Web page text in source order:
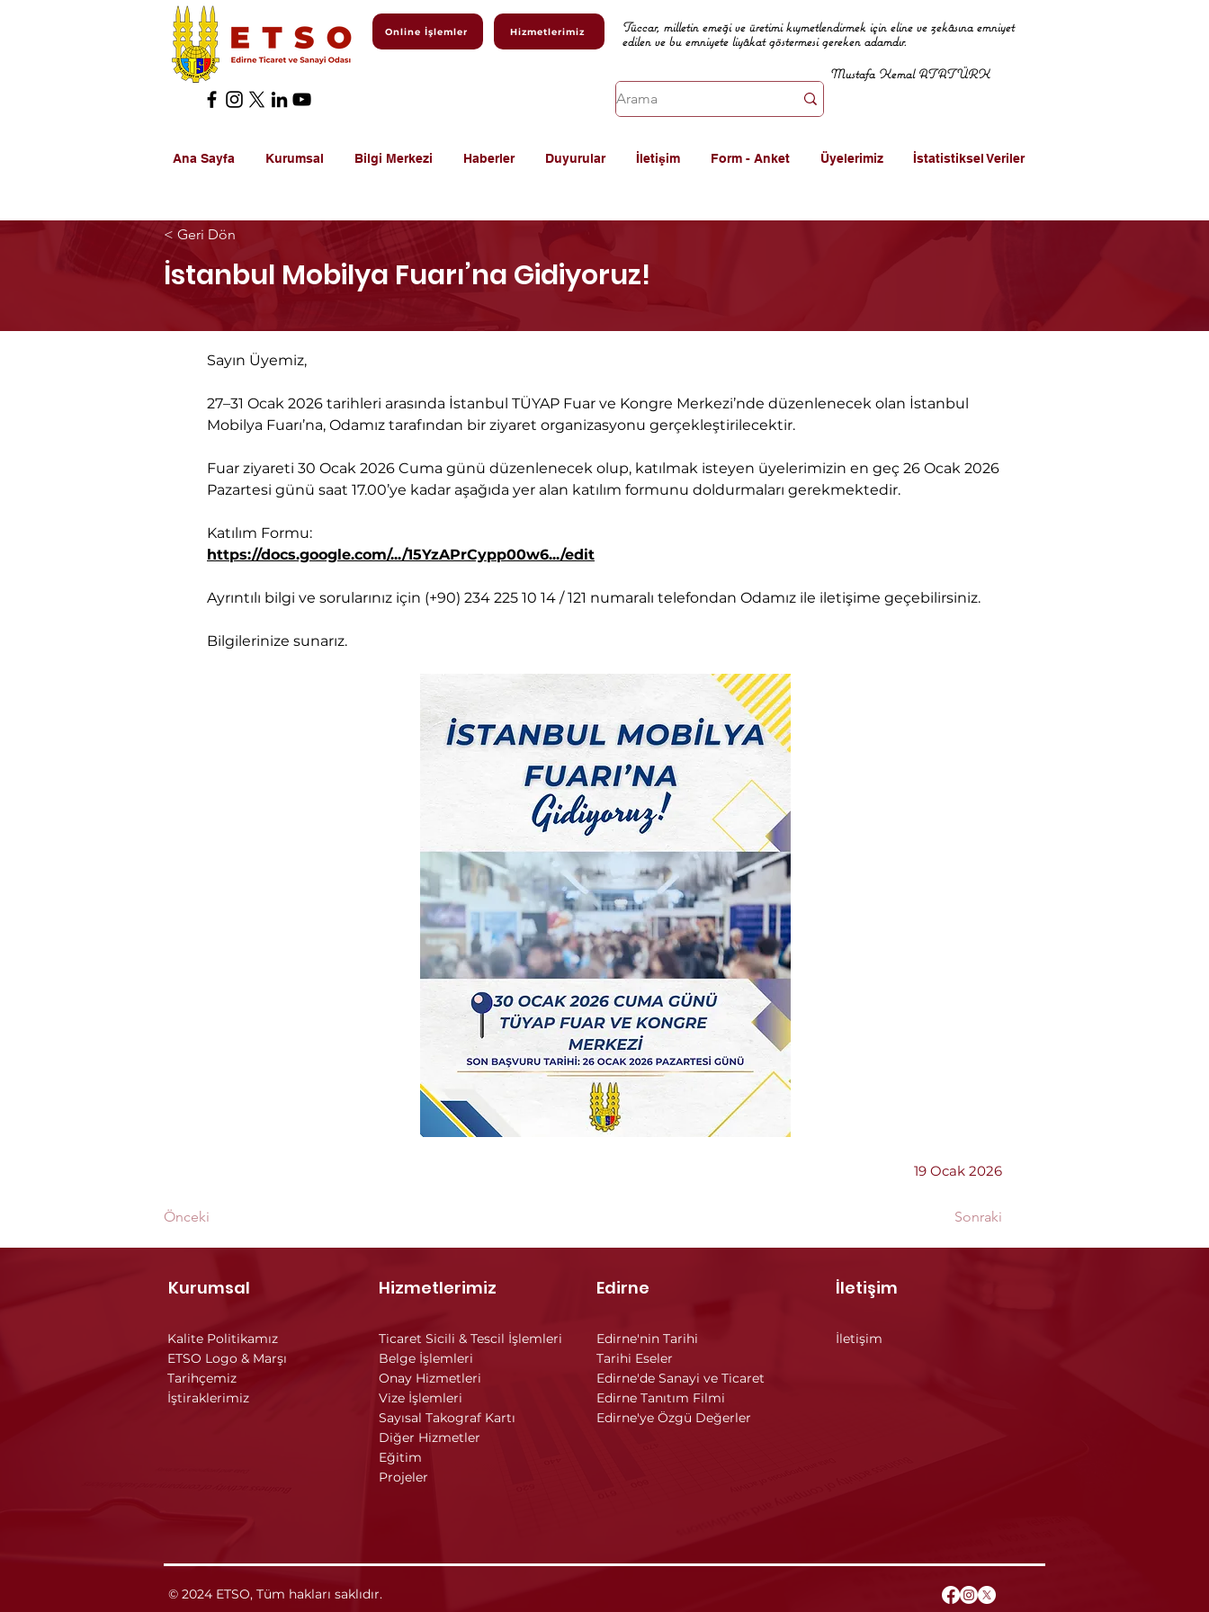
Online İşlemler Hizmetlerimiz
Tüccar, milletin emeği ve üretimi kıymetlendirmek için eline ve zekâsına emniyet
edilen ve bu emniyete liyâkat göstermesi gereken adamdır.
Mustafa Kemal ATATÜRK
Ana Sayfa Kurumsal Bilgi Merkezi Haberler Duyurular İletişim Form - Anket Üyelerimiz İstatistiksel Veriler
< Geri Dön
İstanbul Mobilya Fuarı’na Gidiyoruz!
Sayın Üyemiz,
27–31 Ocak 2026 tarihleri arasında İstanbul TÜYAP Fuar ve Kongre Merkezi’nde düzenlenecek olan İstanbul
Mobilya Fuarı’na, Odamız tarafından bir ziyaret organizasyonu gerçekleştirilecektir.
Fuar ziyareti 30 Ocak 2026 Cuma günü düzenlenecek olup, katılmak isteyen üyelerimizin en geç 26 Ocak 2026
Pazartesi günü saat 17.00’ye kadar aşağıda yer alan katılım formunu doldurmaları gerekmektedir.
Katılım Formu:
https://docs.google.com/.../15YzAPrCypp00w6.../edit
Ayrıntılı bilgi ve sorularınız için (+90) 234 225 10 14 / 121 numaralı telefondan Odamız ile iletişime geçebilirsiniz.
Bilgilerinize sunarız.
19 Ocak 2026
Önceki Sonraki
Kurumsal Hizmetlerimiz Edirne
Kalite Politikamız
ETSO Logo & Marşı
Tarihçemiz
İştiraklerimiz
Ticaret Sicili & Tescil İşlemleri
Belge İşlemleri
Onay Hizmetleri
Vize İşlemleri
Sayısal Takograf Kartı
Diğer Hizmetler
Eğitim
Projeler
Edirne'nin Tarihi
Tarihi Eseler
Edirne'de Sanayi ve Ticaret
Edirne Tanıtım Filmi
Edirne'ye Özgü Değerler
İletişim
İletişim
© 2024 ETSO, Tüm hakları saklıdır.